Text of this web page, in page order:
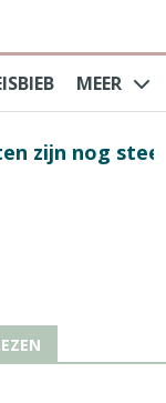
MEER
nog steeds